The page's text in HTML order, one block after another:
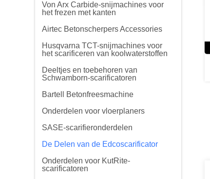
Von Arx Carbide-snijmachines voor
het frezen met kanten
Airtec Betonscherpers Accessories
Husqvarna TCT-snijmachines voor
het scarificeren van koolwaterstoffen
Deeltjes en toebehoren van
Schwamborn-scarificatoren
Bartell Betonfreesmachine
Onderdelen voor vloerplaners
SASE-scarifieronderdelen
De Delen van de Edcoscarificator
Onderdelen voor KutRite-
scarificatoren